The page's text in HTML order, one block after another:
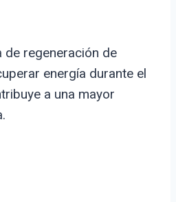
de regeneración de
energía durante el
a una mayor